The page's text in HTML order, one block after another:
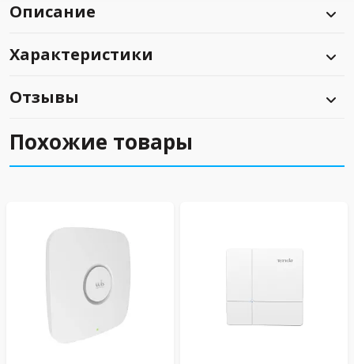
Описание
Характеристики
Отзывы
Похожие товары